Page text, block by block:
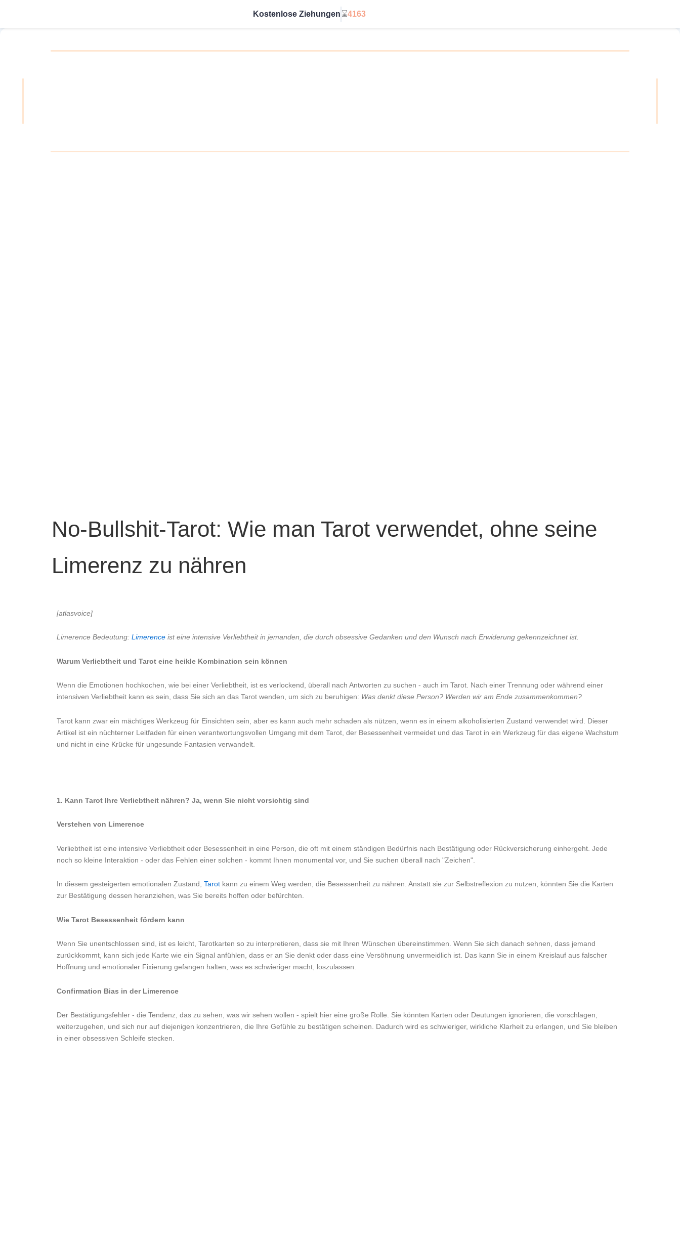
Kostenlose Ziehungen ⌛4163
No-Bullshit-Tarot: Wie man Tarot verwendet, ohne seine
Limerenz zu nähren
[atlasvoice]
Limerence Bedeutung: Limerence ist eine intensive Verliebtheit in jemanden, die durch obsessive Gedanken und den Wunsch nach Erwiderung gekennzeichnet ist.
Warum Verliebtheit und Tarot eine heikle Kombination sein können
Wenn die Emotionen hochkochen, wie bei einer Verliebtheit, ist es verlockend, überall nach Antworten zu suchen - auch im Tarot. Nach einer Trennung oder während einer
intensiven Verliebtheit kann es sein, dass Sie sich an das Tarot wenden, um sich zu beruhigen: Was denkt diese Person? Werden wir am Ende zusammenkommen?
Tarot kann zwar ein mächtiges Werkzeug für Einsichten sein, aber es kann auch mehr schaden als nützen, wenn es in einem alkoholisierten Zustand verwendet wird. Dieser
Artikel ist ein nüchterner Leitfaden für einen verantwortungsvollen Umgang mit dem Tarot, der Besessenheit vermeidet und das Tarot in ein Werkzeug für das eigene Wachstum
und nicht in eine Krücke für ungesunde Fantasien verwandelt.
1. Kann Tarot Ihre Verliebtheit nähren? Ja, wenn Sie nicht vorsichtig sind
Verstehen von Limerence
Verliebtheit ist eine intensive Verliebtheit oder Besessenheit in eine Person, die oft mit einem ständigen Bedürfnis nach Bestätigung oder Rückversicherung einhergeht. Jede
noch so kleine Interaktion - oder das Fehlen einer solchen - kommt Ihnen monumental vor, und Sie suchen überall nach "Zeichen".
In diesem gesteigerten emotionalen Zustand, Tarot kann zu einem Weg werden, die Besessenheit zu nähren. Anstatt sie zur Selbstreflexion zu nutzen, könnten Sie die Karten
zur Bestätigung dessen heranziehen, was Sie bereits hoffen oder befürchten.
Wie Tarot Besessenheit fördern kann
Wenn Sie unentschlossen sind, ist es leicht, Tarotkarten so zu interpretieren, dass sie mit Ihren Wünschen übereinstimmen. Wenn Sie sich danach sehnen, dass jemand
zurückkommt, kann sich jede Karte wie ein Signal anfühlen, dass er an Sie denkt oder dass eine Versöhnung unvermeidlich ist. Das kann Sie in einem Kreislauf aus falscher
Hoffnung und emotionaler Fixierung gefangen halten, was es schwieriger macht, loszulassen.
Confirmation Bias in der Limerence
Der Bestätigungsfehler - die Tendenz, das zu sehen, was wir sehen wollen - spielt hier eine große Rolle. Sie könnten Karten oder Deutungen ignorieren, die vorschlagen,
weiterzugehen, und sich nur auf diejenigen konzentrieren, die Ihre Gefühle zu bestätigen scheinen. Dadurch wird es schwieriger, wirkliche Klarheit zu erlangen, und Sie bleiben
in einer obsessiven Schleife stecken.